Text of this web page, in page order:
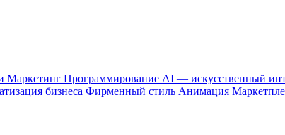
Маркетинг Программирование AI — искусственный
бизнеса Фирменный стиль Анимация